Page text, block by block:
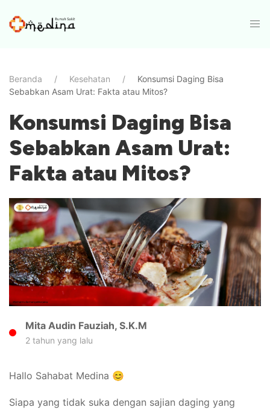
Beranda Kesehatan
Konsumsi Daging Bisa
Sebabkan Asam Urat: Fakta atau Mitos?
Konsumsi Daging Bisa
Sebabkan Asam Urat:
Fakta atau Mitos?
Mita Audin Fauziah, S.K.M
2 tahun yang lalu
Hallo Sahabat Medina 😊
Siapa yang tidak suka dengan sajian daging yang